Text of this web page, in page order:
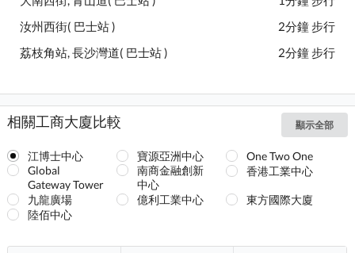
汝州西街( 巴士站 )
2分鐘 步行
荔枝角站, 長沙灣道( 巴士站 )
2分鐘 步行
相關工商大廈比較 顯示全部
江博士中心 寶源亞洲中心
One Two One
Global
Gateway Tower
南商金融創新
中心
香港工業中心
九龍廣場 億利工業中心
東方國際大廈
陸佰中心